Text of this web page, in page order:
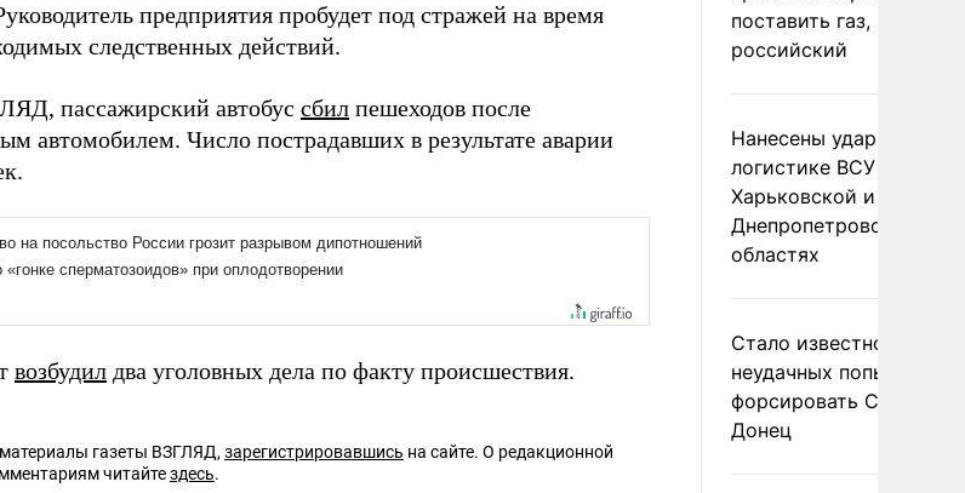
предприятия пробудет под стражей на время
следственных действий.
пассажирский автобус сбил пешеходов после
автомобилем. Число пострадавших в результате аварии
возбудил два уголовных дела по факту происшествия.
газеты ВЗГЛЯД, зарегистрировавшись на сайте. О редакционной
читайтездесь.
поставить газ, но не
российский
Нанесены удары по
логистике ВСУ в
Харьковской и
Днепропетровской
областях
Стало известно о
неудачных попытках
форсировать
Донец